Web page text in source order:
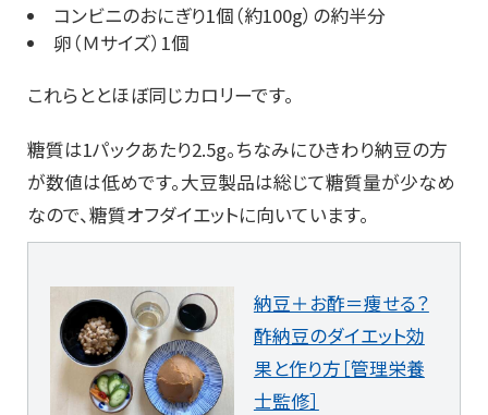
コンビニのおにぎり1個（約100g）の約半分
卵（Ｍサイズ）1個
これらととほぼ同じカロリーです。
糖質は1パックあたり2.5g。ちなみにひきわり納豆の方
が数値は低めです。大豆製品は総じて糖質量が少なめ
なので、糖質オフダイエットに向いています。
納豆＋お酢＝痩せる？
酢納豆のダイエット効
果と作り方［管理栄養
士監修］